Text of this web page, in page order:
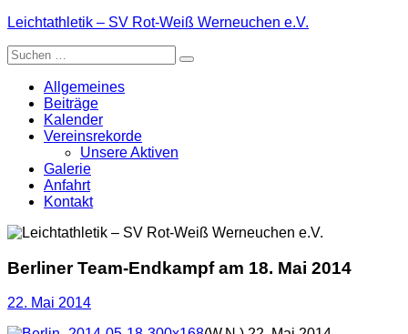
Zum
springen
Leichtathletik – SV Rot-Weiß Werneuchen e.V.
Suche
nach:
Allgemeines
Beiträge
Kalender
Vereinsrekorde
Unsere Aktiven
Galerie
Anfahrt
Kontakt
Berliner Team-Endkampf am 18. Mai 2014
22. Mai 2014